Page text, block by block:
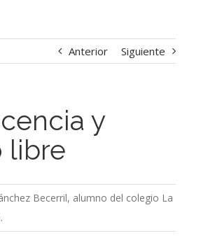
Anterior Siguiente
y
libre
Becerril, alumno del colegio La